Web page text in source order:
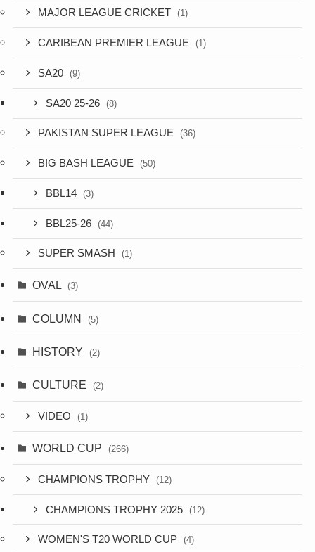
MAJOR LEAGUE CRICKET (1)
CARIBEAN PREMIER LEAGUE (1)
SA20 (9)
SA20 25-26 (8)
PAKISTAN SUPER LEAGUE (36)
BIG BASH LEAGUE (50)
BBL14 (3)
BBL25-26 (44)
SUPER SMASH (1)
OVAL (3)
COLUMN (5)
HISTORY (2)
CULTURE (2)
VIDEO (1)
WORLD CUP (266)
CHAMPIONS TROPHY (12)
CHAMPIONS TROPHY 2025 (12)
WOMEN'S T20 WORLD CUP (4)